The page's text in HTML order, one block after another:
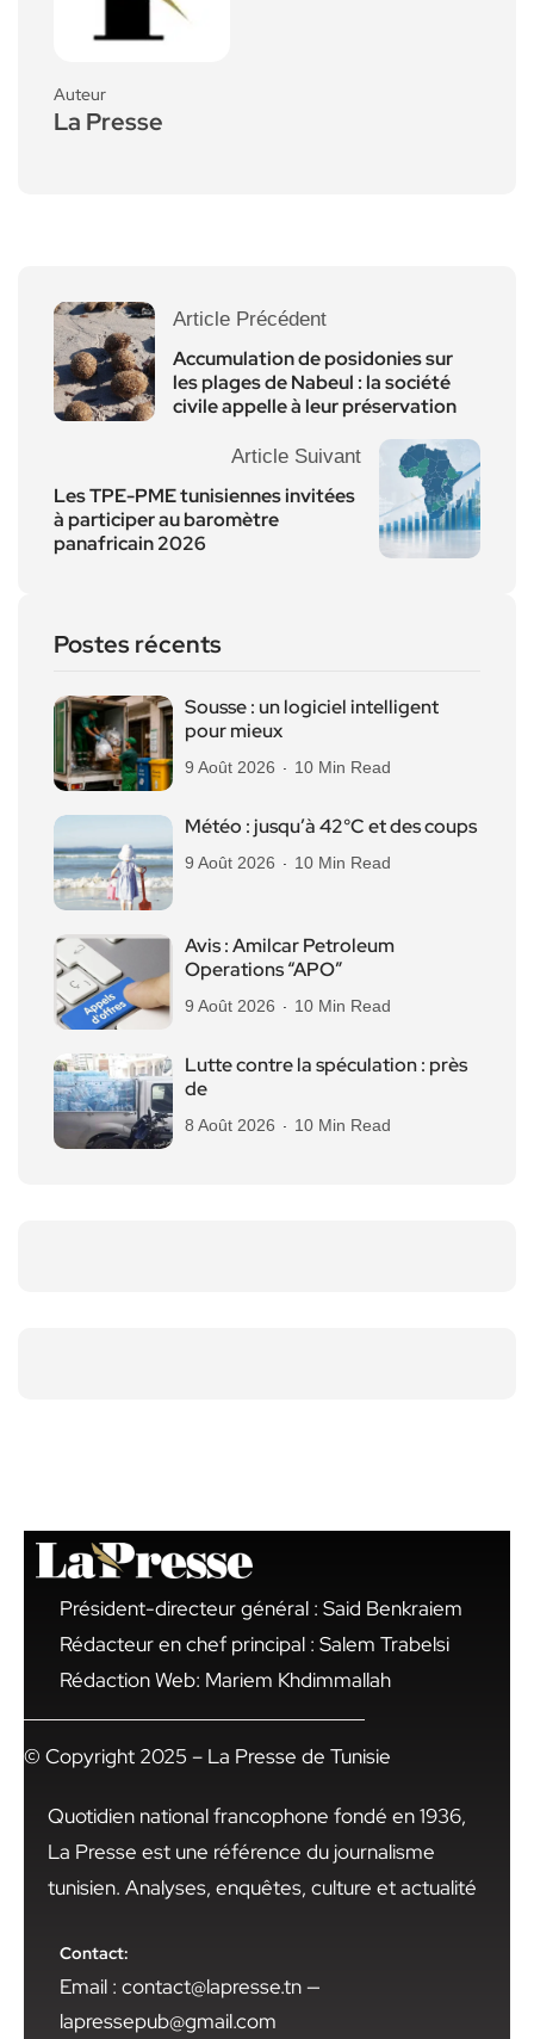
Auteur
La Presse
Article Précédent
Accumulation de posidonies sur
les plages de Nabeul : la société
civile appelle à leur préservation
Article Suivant
Les TPE-PME tunisiennes invitées
à participer au baromètre
panafricain 2026
Postes récents
Sousse : un logiciel intelligent
pour mieux
9 Août 2026 10 Min Read
Météo : jusqu’à 42°C et des coups
9 Août 2026 10 Min Read
Avis : Amilcar Petroleum
Operations “APO”
9 Août 2026 10 Min Read
Lutte contre la spéculation : près
de
8 Août 2026 10 Min Read
Président-directeur général : Said Benkraiem
Rédacteur en chef principal : Salem Trabelsi
Rédaction Web: Mariem Khdimmallah
© Copyright 2025 – La Presse de Tunisie
Quotidien national francophone fondé en 1936,
La Presse est une référence du journalisme
tunisien. Analyses, enquêtes, culture et actualité
Contact:
Email : contact@lapresse.tn —
lapressepub@gmail.com